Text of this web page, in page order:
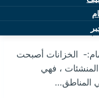
الخزانات أصبحت
، فهي
المناطق…